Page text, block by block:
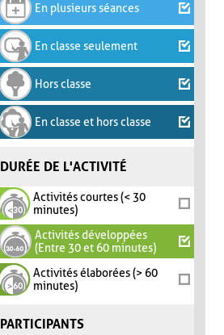
En plusieurs séances
En classe seulement
Hors classe
En classe et hors classe
DURÉE DE L'ACTIVITÉ
Activités courtes (< 30
minutes)
Activités développées
(Entre 30 et 60 minutes)
Activités élaborées (> 60
minutes)
PARTICIPANTS